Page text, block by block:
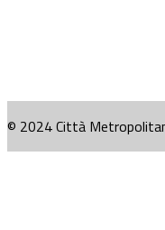
© 2024 Città